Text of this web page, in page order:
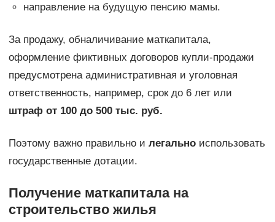
направление на будущую пенсию мамы.
За продажу, обналичивание маткапитала,
оформление фиктивных договоров купли-продажи
предусмотрена административная и уголовная
ответственность, например, срок до 6 лет или
штраф от 100 до 500 тыс. руб.
Поэтому важно правильно и легальноиспользовать
государственные дотации.
Получение маткапитала на
строительство жилья